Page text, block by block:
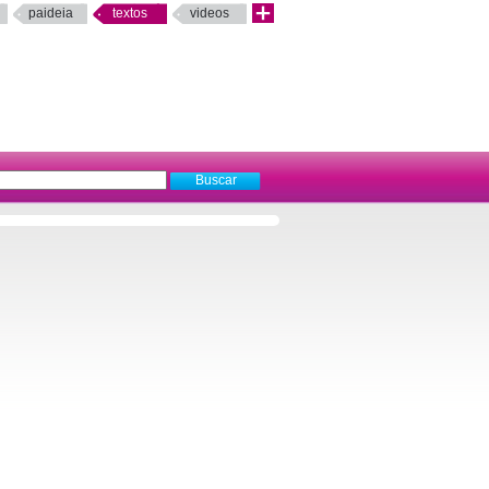
paideia textos videos